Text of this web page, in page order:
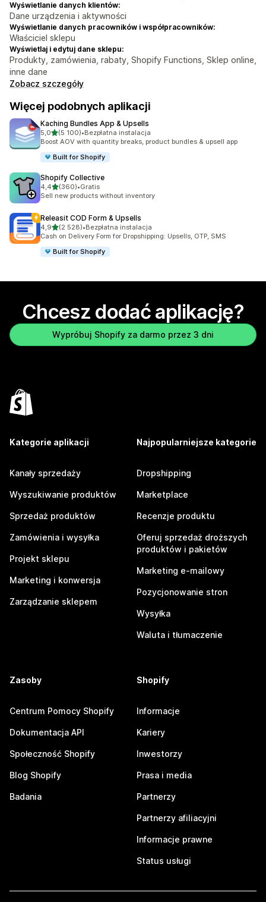
Wyświetlanie danych klientów:
Dane urządzenia i aktywności
Wyświetlanie danych pracowników i współpracowników:
Właściciel sklepu
Wyświetlaj i edytuj dane sklepu:
Produkty, zamówienia, rabaty, Shopify Functions, Sklep online,
inne dane
Zobacz szczegóły
Więcej podobnych aplikacji
Kaching Bundles App & Upsells
5,0na 5 gwiazdek
(5 100)
Łączna liczba recenzji: 5100
•Bezpłatna instalacja
Boost AOV with quantity breaks, product bundles & upsell app
Built for Shopify
Shopify Collective
4,4na 5 gwiazdek
(360)
Łączna liczba recenzji: 360
•Gratis
Sell new products without inventory
Releasit COD Form & Upsells
4,9na 5 gwiazdek
(2 528)
Łączna liczba recenzji: 2528
•Bezpłatna instalacja
Cash on Delivery Form for Dropshipping: Upsells, OTP, SMS
Built for Shopify
Chcesz dodać aplikację?
Wypróbuj Shopify za darmo przez 3 dni
Kategorie aplikacji
Kanały sprzedaży
Wyszukiwanie produktów
Sprzedaż produktów
Zamówienia i wysyłka
Projekt sklepu
Marketing i konwersja
Zarządzanie sklepem
Najpopularniejsze kategorie
Dropshipping
Marketplace
Recenzje produktu
Oferuj sprzedaż droższych
produktów i pakietów
Marketing e-mailowy
Pozycjonowanie stron
Wysyłka
Waluta i tłumaczenie
Zasoby
Centrum Pomocy Shopify
Dokumentacja API
Społeczność Shopify
Blog Shopify
Badania
Shopify
Informacje
Kariery
Inwestorzy
Prasa i media
Partnerzy
Partnerzy afiliacyjni
Informacje prawne
Status usługi